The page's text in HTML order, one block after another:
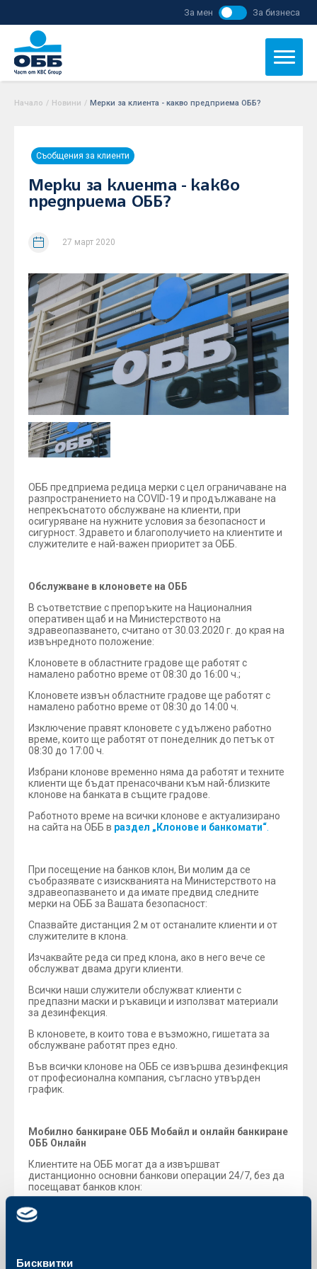
Бисквитки
За мен За бизнеса
Начало / Новини / Мерки за клиента - какво предприема ОББ?
Съобщения за клиенти
Мерки за клиента - какво
предприема ОББ?
27 март 2020
ОББ предприема редица мерки с цел ограничаване на
разпространението на COVID-19 и продължаване на
непрекъснатото обслужване на клиенти, при
осигуряване на нужните условия за безопасност и
сигурност. Здравето и благополучието на клиентите и
служителите е най-важен приоритет за ОББ.
Обслужване в клоновете на ОББ
В съответствие с препоръките на Националния
оперативен щаб и на Министерството на
здравеопазването, считано от 30.03.2020 г. до края на
извънредното положение:
Клоновете в областните градове ще работят с
намалено работно време от 08:30 до 16:00 ч.;
Клоновете извън областните градове ще работят с
намалено работно време от 08:30 до 14:00 ч.
Изключение правят клоновете с удължено работно
време, които ще работят от понеделник до петък от
08:30 до 17:00 ч.
Избрани клонове временно няма да работят и техните
клиенти ще бъдат пренасочвани към най-близките
клонове на банката в същите градове.
Работното време на всички клонове е актуализирано
на сайта на ОББ в раздел „Клонове и банкомати“
При посещение на банков клон, Ви молим да се
съобразявате с изискванията на Министерството на
здравеопазването и да имате предвид следните
мерки на ОББ за Вашата безопасност:
Спазвайте дистанция 2 м от останалите клиенти и от
служителите в клона.
Изчаквайте реда си пред клона, ако в него вече се
обслужват двама други клиенти.
Всички наши служители обслужват клиенти с
предпазни маски и ръкавици и използват материали
за дезинфекция.
В клоновете, в които това е възможно, гишетата за
обслужване работят през едно.
Във всички клонове на ОББ се извършва дезинфекция
от професионална компания, съгласно утвърден
график.
Мобилно банкиране ОББ Мобайл и онлайн банкиране
ОББ Онлайн
Клиентите на ОББ могат да а извършват
дистанционно основни банкови операции 24/7, без да
посещават банков клон:
Справка за задължения и плащане на битови